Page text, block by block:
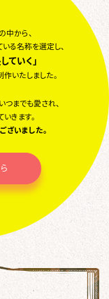
から、
る名称を選定し、
ていく」
いたしました。
までも愛され、
きます。
ざいました。